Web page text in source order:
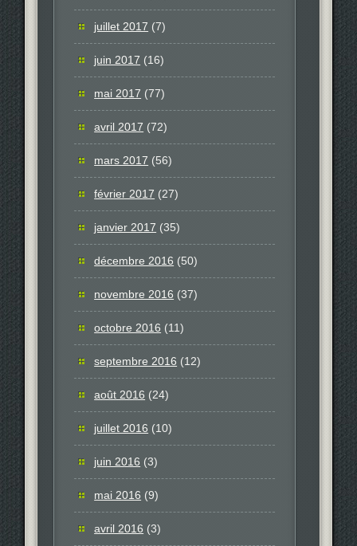
juillet 2017 (7)
juin 2017 (16)
mai 2017 (77)
avril 2017 (72)
mars 2017 (56)
février 2017 (27)
janvier 2017 (35)
décembre 2016 (50)
novembre 2016 (37)
octobre 2016 (11)
septembre 2016 (12)
août 2016 (24)
juillet 2016 (10)
juin 2016 (3)
mai 2016 (9)
avril 2016 (3)